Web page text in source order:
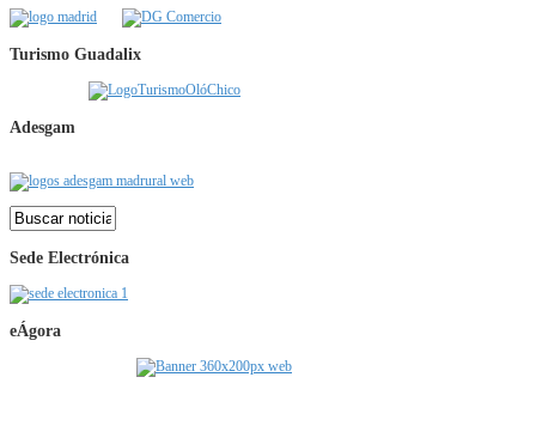
Turismo Guadalix
Adesgam
Sede Electrónica
eÁgora